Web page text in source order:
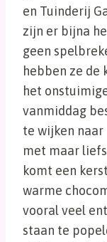
en Tuinderij
zijn er bijna
geen
hebben ze
het
vanmiddag
te wijken naar
met maar
komt een
warme
vooral veel
staan te